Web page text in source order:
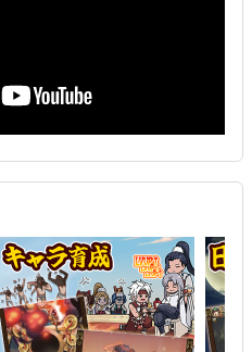
好きな方にぴったりです。
ます。